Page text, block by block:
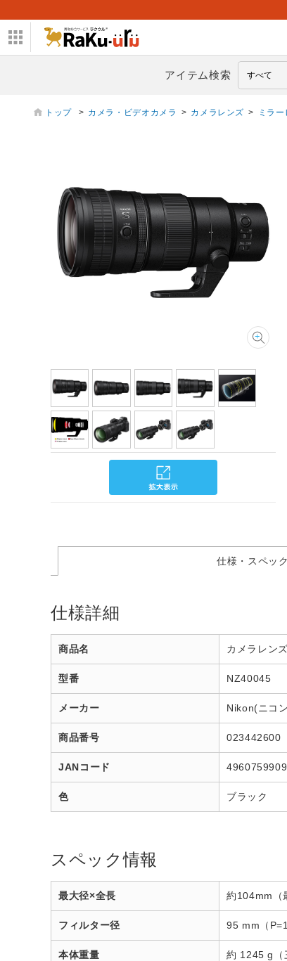
アイテム検索
トップ > カメラ・ビデオカメラ > カメラレンズ > ミラ
仕様・スペッ
仕様詳細
商品名 カメラレン
型番 NZ40045
メーカー Nikon(ニコ
商品番号 023442600
JANコード
色 ブラック
スペック情報
最大径×全長 約104mm（
フィルター径 95 mm（
本体重量 約 1245 g（